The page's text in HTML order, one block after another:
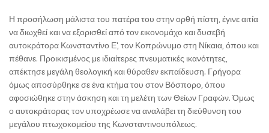
Η προσήλωση μάλιστα του πατέρα του στην ορθή πίστη, έγινε αιτία
να διωχθεί και να εξορισθεί από τον εικονομάχο και δυσεβή
αυτοκράτορα Κωνσταντίνο Ε', τον Κοπρώνυμο στη Νίκαια, όπου και
πέθανε. Προικισμένος με ιδιαίτερες πνευματικές ικανότητες,
απέκτησε μεγάλη θεολογική και θύραθεν εκπαίδευση. Γρήγορα
όμως αποσύρθηκε σε ένα κτήμα του στον Βόσπορο, όπου
αφοσιώθηκε στην άσκηση και τη μελέτη των Θείων Γραφών. Όμως
ο αυτοκράτορας τον υποχρέωσε να αναλάβει τη διεύθυνση του
μεγάλου πτωχοκομείου της Κωνσταντινουπόλεως.